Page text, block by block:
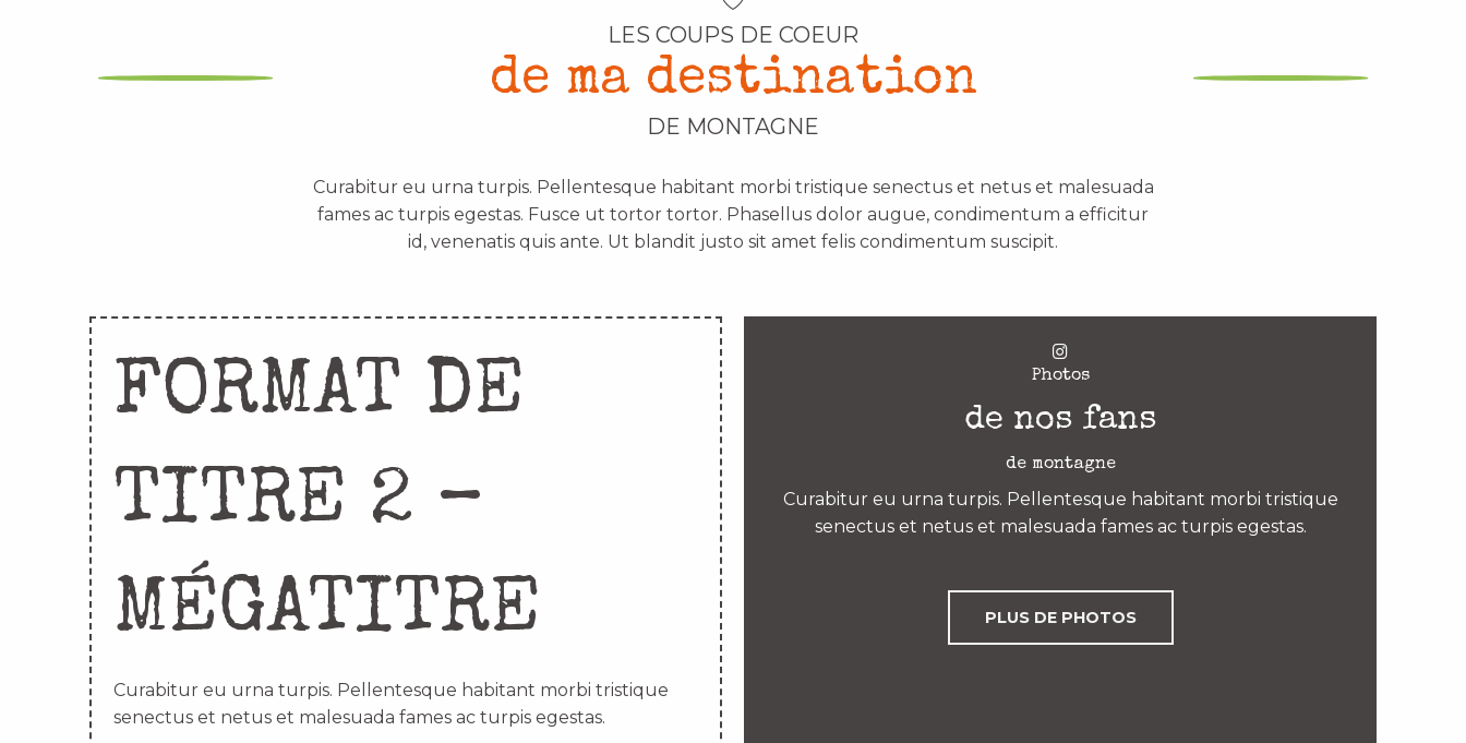
LES COUPS DE COEUR
de ma destination
DE MONTAGNE
Curabitur eu urna turpis. Pellentesque habitant morbi tristique senectus et netus et malesuada
fames ac turpis egestas. Fusce ut tortor tortor. Phasellus dolor augue, condimentum a efficitur
id, venenatis quis ante. Ut blandit justo sit amet felis condimentum suscipit.
FORMAT DE
TITRE 2 –
MÉGATITRE
Curabitur eu urna turpis. Pellentesque habitant morbi tristique
senectus et netus et malesuada fames ac turpis egestas.
Photos
de nos fans
de montagne
Curabitur eu urna turpis. Pellentesque habitant morbi tristique
senectus et netus et malesuada fames ac turpis egestas.
PLUS DE PHOTOS